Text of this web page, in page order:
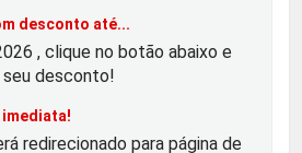
r
e
ç
desconto até...
, clique no botão abaixo e
seu desconto!
imediata!
redirecionado para página de